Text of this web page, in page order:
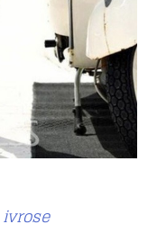
ivrose